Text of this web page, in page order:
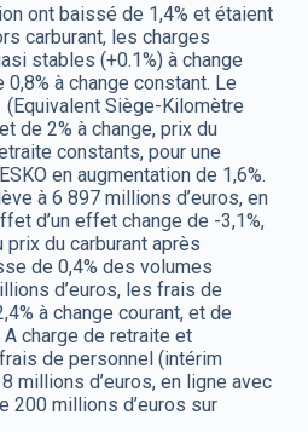
ont baissé de 1,4% et étaient
carburant, les charges
stables (+0.1%) à change
à change constant. Le
Siège-Kilomètre
de 2% à change, prix du
constants, pour une
en augmentation de 1,6%.
à 6 897 millions d’euros, en
d’un effet change de -3,1%,
prix du carburant après
de 0,4% des volumes
d’euros, les frais de
à change courant, et de
A charge de retraite et
de personnel (intérim
millions d’euros, en ligne avec
200 millions d’euros sur